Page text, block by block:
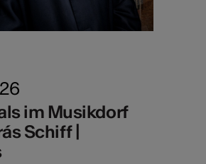
im Musikdorf
Schiff |